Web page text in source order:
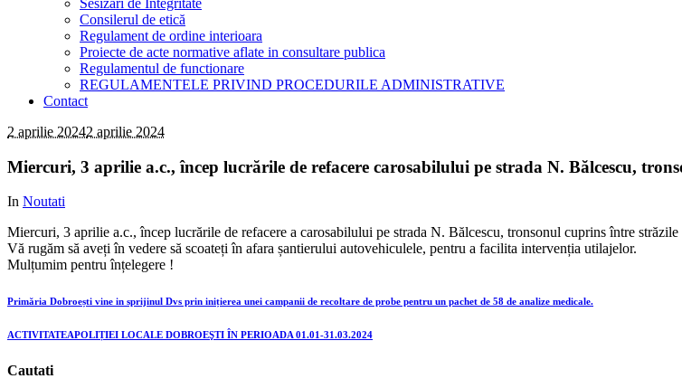
Sesizari de Integritate
Consilerul de etică
Regulament de ordine interioara
Proiecte de acte normative aflate in consultare publica
Regulamentul de functionare
REGULAMENTELE PRIVIND PROCEDURILE ADMINISTRATIVE
Contact
2 aprilie 20242 aprilie 2024
Miercuri, 3 aprilie a.c., încep lucrările de refacere carosabilului pe strada N. Bălcescu,
In Noutati
Miercuri, 3 aprilie a.c., încep lucrările de refacere a carosabilului pe strada N. Bălcescu, tronsonul cuprins între
Vă rugăm să aveți în vedere să scoateți în afara șantierului autovehiculele, pentru a facilita intervenția utilajelor.
Mulțumim pentru înțelegere !
Primăria Dobroești vine in sprijinul Dvs prin inițierea unei campanii de recoltare de probe pentru un pachet de 58 de analize medicale.
ACTIVITATEAPOLIȚIEI LOCALE DOBROEŞTI ÎN PERIOADA 01.01-31.03.2024
Cautati